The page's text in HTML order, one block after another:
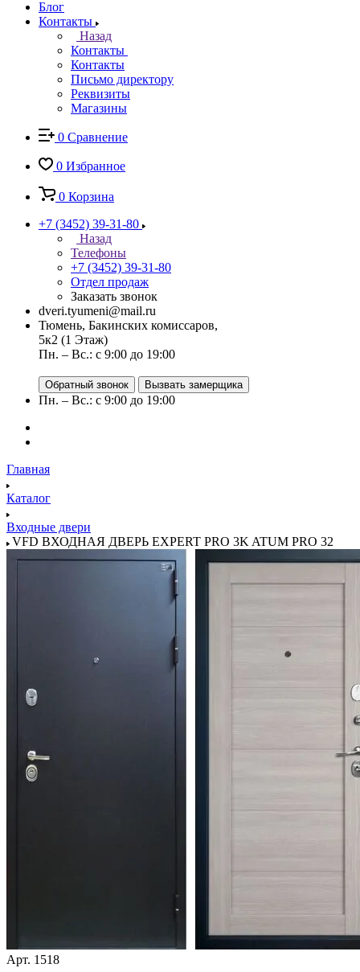
Блог
Контакты
Назад
Контакты
Контакты
Письмо директору
Реквизиты
Магазины
0 Сравнение
0 Избранное
0 Корзина
+7 (3452) 39-31-80
Назад
Телефоны
+7 (3452) 39-31-80
Отдел продаж
Заказать звонок
dveri.tyumeni@mail.ru
Тюмень, Бакинских комиссаров,
5к2 (1 Этаж)
Пн. – Вс.: с 9:00 до 19:00
Обратный звонок Вызвать замерщика
Пн. – Вс.: с 9:00 до 19:00
Главная
Каталог
Входные двери
VFD ВХОДНАЯ ДВЕРЬ EXPERT PRO 3K ATUM PRO 32
Арт. 1518